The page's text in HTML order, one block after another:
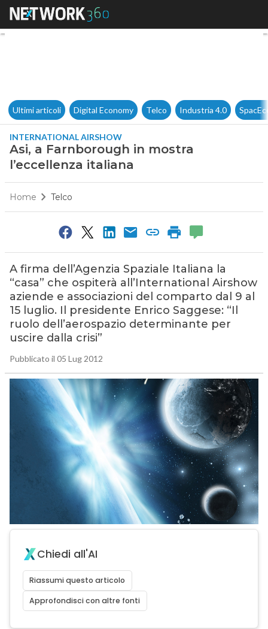
Asi, a Farnborough in mostra
Ultimi articoli Digital Economy Telco Industria 4.0
INTERNATIONAL AIRSHOW
Asi, a Farnborough in mostra
l’eccellenza italiana
Home Telco
A firma dell’Agenzia Spaziale Italiana la
“casa” che ospiterà all’International Airshow
aziende e associazioni del comparto dal 9 al
15 luglio. Il presidente Enrico Saggese: “Il
ruolo dell’aerospazio determinante per
uscire dalla crisi”
Pubblicato il 05 Lug 2012
Chiedi all'AI
Riassumi questo articolo
Approfondisci con altre fonti